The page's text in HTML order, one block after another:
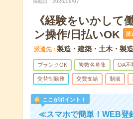
掲載日 2026/08/07
《経験をいかして
ン操作/日払いOK
派
派遣先 製造・建築・土木・製
ブランクOK 複数名募集 OA不
交替制勤務 交費支給 制服
ここがポイント！
≪スマホで簡単！WEB登